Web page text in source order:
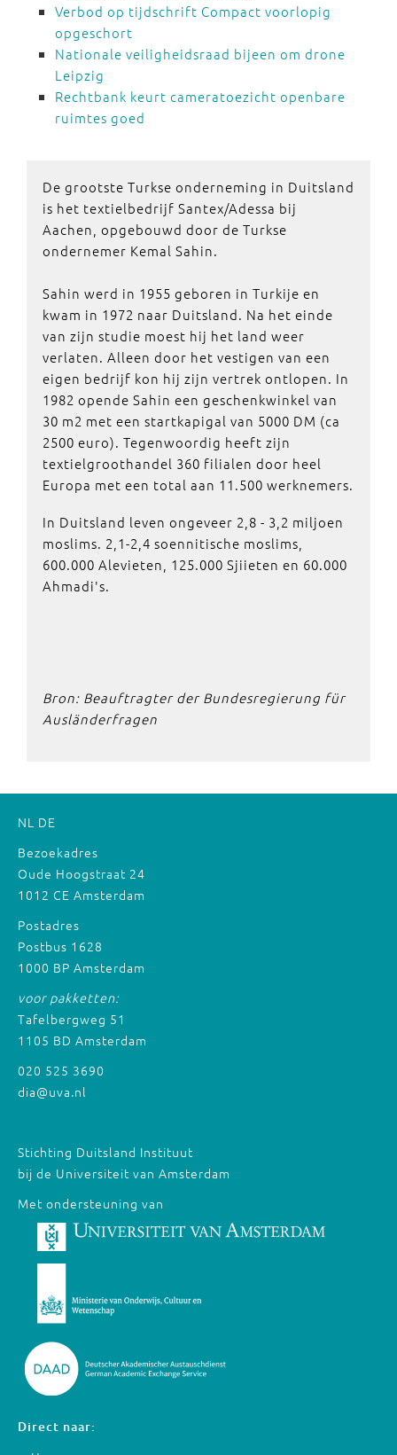
Verbod op tijdschrift Compact voorlopig
opgeschort
Nationale veiligheidsraad bijeen om drone
Leipzig
Rechtbank keurt cameratoezicht openbare
ruimtes goed
De grootste Turkse onderneming in Duitsland
is het textielbedrijf Santex/Adessa bij
Aachen, opgebouwd door de Turkse
ondernemer Kemal Sahin.
Sahin werd in 1955 geboren in Turkije en
kwam in 1972 naar Duitsland. Na het einde
van zijn studie moest hij het land weer
verlaten. Alleen door het vestigen van een
eigen bedrijf kon hij zijn vertrek ontlopen. In
1982 opende Sahin een geschenkwinkel van
30 m2 met een startkapigal van 5000 DM (ca
2500 euro). Tegenwoordig heeft zijn
textielgroothandel 360 filialen door heel
Europa met een total aan 11.500 werknemers.
In Duitsland leven ongeveer 2,8 - 3,2 miljoen
moslims. 2,1-2,4 soennitische moslims,
600.000 Alevieten, 125.000 Sjiieten en 60.000
Ahmadi's.
Bron: Beauftragter der Bundesregierung für
Ausländerfragen
NL DE
Bezoekadres
Oude Hoogstraat 24
1012 CE Amsterdam
Postadres
Postbus 1628
1000 BP Amsterdam
voor pakketten:
Tafelbergweg 51
1105 BD Amsterdam
020 525 3690
dia@uva.nl
Stichting Duitsland Instituut
bij de Universiteit van Amsterdam
Met ondersteuning van
Direct naar: